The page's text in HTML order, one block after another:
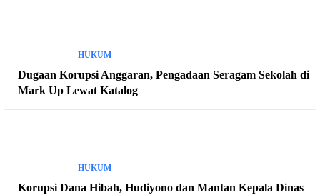
HUKUM
Dugaan Korupsi Anggaran, Pengadaan Seragam Sekolah di
Mark Up Lewat Katalog
HUKUM
Korupsi Dana Hibah, Hudiyono dan Mantan Kepala Dinas